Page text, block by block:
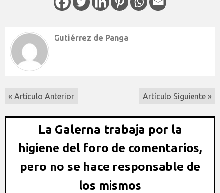
Gutiérrez de Panga
« Artículo Anterior Artículo Siguiente »
La Galerna trabaja por la
higiene del foro de comentarios,
pero no se hace responsable de
los mismos